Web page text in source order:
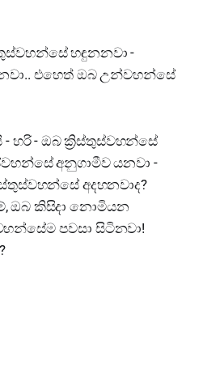
හඳුනනවා -
එහෙත් ඔබ උන්වහන්සේ
හරි - ඔබ ක්‍රිස්තුස්වහන්සේ
අනුගාමීව යනවා -
අදහනවාද?
ඔබ කිසිදා නොමියන
පවසා සිටිනවා!